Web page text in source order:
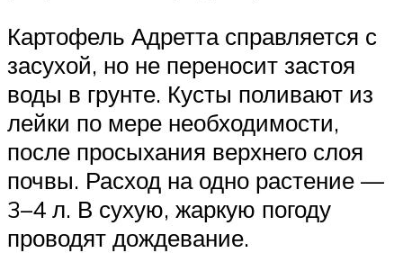
Картофель Адретта справляется с
засухой, но не переносит застоя
воды в грунте. Кусты поливают из
лейки по мере необходимости,
после просыхания верхнего слоя
почвы. Расход на одно растение —
3–4 л. В сухую, жаркую погоду
проводят дождевание.